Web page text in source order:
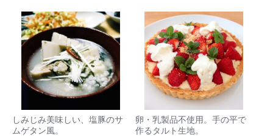
しみじみ美味しい、塩豚のサ
ムゲタン風。
卵・乳製品不使用。手の平で
作るタルト生地。